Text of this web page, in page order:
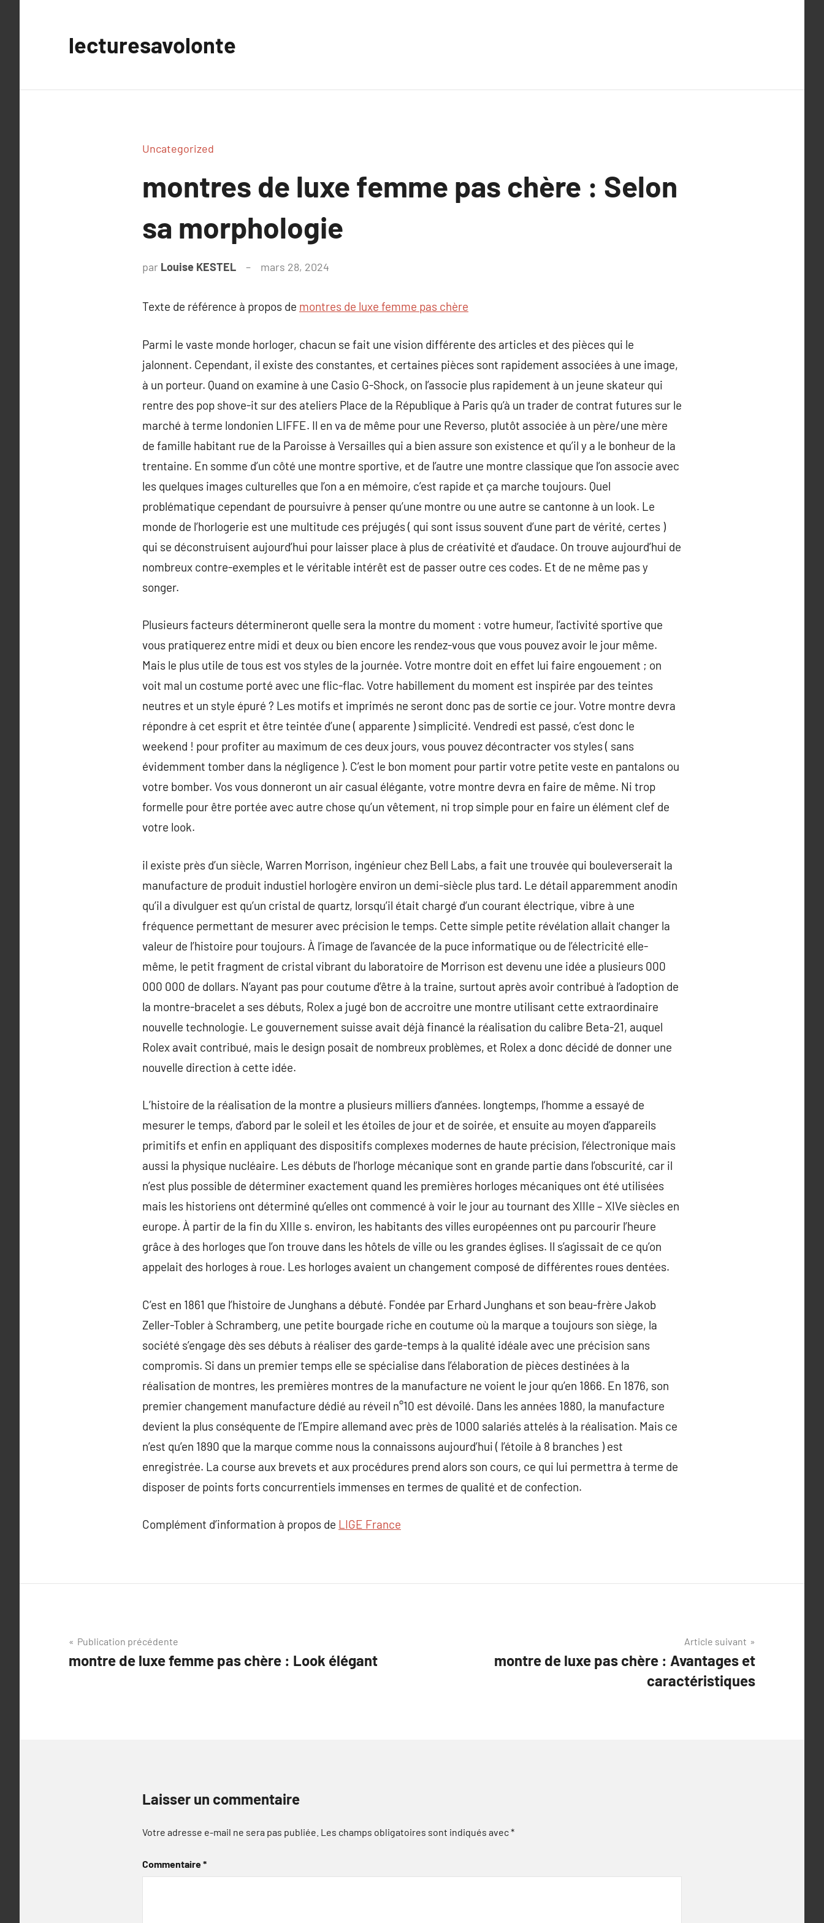
lecturesavolonte
Uncategorized
montres de luxe femme pas chère : Selon
sa morphologie
par Louise KESTEL mars 28, 2024
Texte de référence à propos de montres de luxe femme pas chère
Parmi le vaste monde horloger, chacun se fait une vision différente des articles et des pièces qui le
jalonnent. Cependant, il existe des constantes, et certaines pièces sont rapidement associées à une image,
à un porteur. Quand on examine à une Casio G-Shock, on l’associe plus rapidement à un jeune skateur qui
rentre des pop shove-it sur des ateliers Place de la République à Paris qu’à un trader de contrat futures sur le
marché à terme londonien LIFFE. Il en va de même pour une Reverso, plutôt associée à un père/une mère
de famille habitant rue de la Paroisse à Versailles qui a bien assure son existence et qu’il y a le bonheur de la
trentaine. En somme d’un côté une montre sportive, et de l’autre une montre classique que l’on associe avec
les quelques images culturelles que l’on a en mémoire, c’est rapide et ça marche toujours. Quel
problématique cependant de poursuivre à penser qu’une montre ou une autre se cantonne à un look. Le
monde de l’horlogerie est une multitude ces préjugés ( qui sont issus souvent d’une part de vérité, certes )
qui se déconstruisent aujourd’hui pour laisser place à plus de créativité et d’audace. On trouve aujourd’hui de
nombreux contre-exemples et le véritable intérêt est de passer outre ces codes. Et de ne même pas y
songer.
Plusieurs facteurs détermineront quelle sera la montre du moment : votre humeur, l’activité sportive que
vous pratiquerez entre midi et deux ou bien encore les rendez-vous que vous pouvez avoir le jour même.
Mais le plus utile de tous est vos styles de la journée. Votre montre doit en effet lui faire engouement ; on
voit mal un costume porté avec une flic-flac. Votre habillement du moment est inspirée par des teintes
neutres et un style épuré ? Les motifs et imprimés ne seront donc pas de sortie ce jour. Votre montre devra
répondre à cet esprit et être teintée d’une ( apparente ) simplicité. Vendredi est passé, c’est donc le
weekend ! pour profiter au maximum de ces deux jours, vous pouvez décontracter vos styles ( sans
évidemment tomber dans la négligence ). C’est le bon moment pour partir votre petite veste en pantalons ou
votre bomber. Vos vous donneront un air casual élégante, votre montre devra en faire de même. Ni trop
formelle pour être portée avec autre chose qu’un vêtement, ni trop simple pour en faire un élément clef de
votre look.
il existe près d’un siècle, Warren Morrison, ingénieur chez Bell Labs, a fait une trouvée qui bouleverserait la
manufacture de produit industiel horlogère environ un demi-siècle plus tard. Le détail apparemment anodin
qu’il a divulguer est qu’un cristal de quartz, lorsqu’il était chargé d’un courant électrique, vibre à une
fréquence permettant de mesurer avec précision le temps. Cette simple petite révélation allait changer la
valeur de l’histoire pour toujours. À l’image de l’avancée de la puce informatique ou de l’électricité elle-
même, le petit fragment de cristal vibrant du laboratoire de Morrison est devenu une idée a plusieurs 000
000 000 de dollars. N’ayant pas pour coutume d’être à la traine, surtout après avoir contribué à l’adoption de
la montre-bracelet a ses débuts, Rolex a jugé bon de accroitre une montre utilisant cette extraordinaire
nouvelle technologie. Le gouvernement suisse avait déjà financé la réalisation du calibre Beta-21, auquel
Rolex avait contribué, mais le design posait de nombreux problèmes, et Rolex a donc décidé de donner une
nouvelle direction à cette idée.
L’histoire de la réalisation de la montre a plusieurs milliers d’années. longtemps, l’homme a essayé de
mesurer le temps, d’abord par le soleil et les étoiles de jour et de soirée, et ensuite au moyen d’appareils
primitifs et enfin en appliquant des dispositifs complexes modernes de haute précision, l’électronique mais
aussi la physique nucléaire. Les débuts de l’horloge mécanique sont en grande partie dans l’obscurité, car il
n’est plus possible de déterminer exactement quand les premières horloges mécaniques ont été utilisées
mais les historiens ont déterminé qu’elles ont commencé à voir le jour au tournant des XIIIe – XIVe siècles en
europe. À partir de la fin du XIIIe s. environ, les habitants des villes européennes ont pu parcourir l’heure
grâce à des horloges que l’on trouve dans les hôtels de ville ou les grandes églises. Il s’agissait de ce qu’on
appelait des horloges à roue. Les horloges avaient un changement composé de différentes roues dentées.
C’est en 1861 que l’histoire de Junghans a débuté. Fondée par Erhard Junghans et son beau-frère Jakob
Zeller-Tobler à Schramberg, une petite bourgade riche en coutume où la marque a toujours son siège, la
société s’engage dès ses débuts à réaliser des garde-temps à la qualité idéale avec une précision sans
compromis. Si dans un premier temps elle se spécialise dans l’élaboration de pièces destinées à la
réalisation de montres, les premières montres de la manufacture ne voient le jour qu’en 1866. En 1876, son
premier changement manufacture dédié au réveil n°10 est dévoilé. Dans les années 1880, la manufacture
devient la plus conséquente de l’Empire allemand avec près de 1000 salariés attelés à la réalisation. Mais ce
n’est qu’en 1890 que la marque comme nous la connaissons aujourd’hui ( l’étoile à 8 branches ) est
enregistrée. La course aux brevets et aux procédures prend alors son cours, ce qui lui permettra à terme de
disposer de points forts concurrentiels immenses en termes de qualité et de confection.
Complément d’information à propos de LIGE France
Navigation
de
Publication précédente
montre de luxe femme pas chère : Look élégant
Article suivant
montre de luxe pas chère : Avantages et
caractéristiques
Laisser un commentaire
Votre adresse e-mail ne sera pas publiée. Les champs obligatoires sont indiqués avec*
Commentaire*